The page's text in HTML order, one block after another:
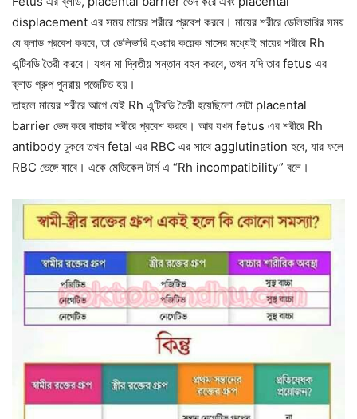
displacement এর সময় মায়ের শরীরে প্রবেশ করবে। মায়ের শরীরে ডেলিভারির সময়
যে ব্লাড প্রবেশ করবে, তা ডেলিভারি হওয়ার কয়েক মাসের মধ্যেই মায়ের শরীরে Rh
এন্টিবডি তৈরী করবে। যখন মা দ্বিতীয় সন্তান বহন করবে, তখন যদি তার fetus এর
ব্লাড গ্রুপ পুনরায় পজেটিভ হয়।
তাহলে মায়ের শরীরে আগে যেই Rh এন্টিবডি তৈরী হয়েছিলো সেটা placental
barrier ভেদ করে বাচ্চার শরীরে প্রবেশ করবে। আর যখন fetus এর শরীরে Rh
antibody ঢুকবে তখন fetal এর RBC এর সাথে agglutination হবে, যার ফলে
RBC ভেঙ্গে যাবে। একে মেডিকেল টার্ম এ “Rh incompatibility” বলে।